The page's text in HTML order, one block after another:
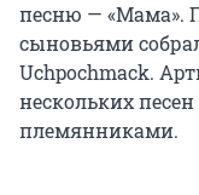
песню — «Мама».
сыновьями
Uchpochmack.
нескольких
племянниками.